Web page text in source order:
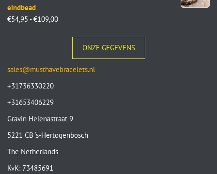
eindbead
€54,95 - €109,00
ONZE GEGEVENS
sales@musthavebracelets.nl
+31736330220
+31653406229
Gravin Helenastraat 9
5221 CB ‘s-Hertogenbosch
The Netherlands
KvK: 73485691